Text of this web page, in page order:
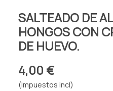
SALTEADO DE
HONGOS CON
DE HUEVO.
4,00 €
(Impuestos incl)